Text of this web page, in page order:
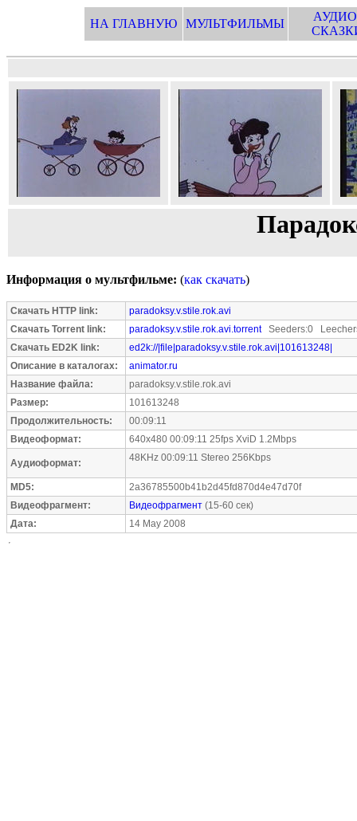
НА ГЛАВНУЮ МУЛЬТФИЛЬМЫ
Информация о мультфильме: (как скачать)
Скачать HTTP link:
paradoksy.v.stile.rok.avi
Скачать Torrent link:
paradoksy.v.stile.rok.avi.torrentSeeders:0
Скачать ED2K link:
ed2k://|file|paradoksy.v.stile.rok.avi|101613248|
Описание в каталогах:
animator.ru
Название файла:
paradoksy.v.stile.rok.avi
Размер:
101613248
Продолжительность:
00:09:11
Видеоформат:
640x480 00:09:11 25fps XviD 1.2Mbps
Аудиоформат: 48KHz 00:09:11 Stereo 256Kbps
MD5:
2a36785500b41b2d45fd870d4e47d70f
Видеофрагмент:
Видеофрагмент (15-60 сек)
Дата:
14 May 2008